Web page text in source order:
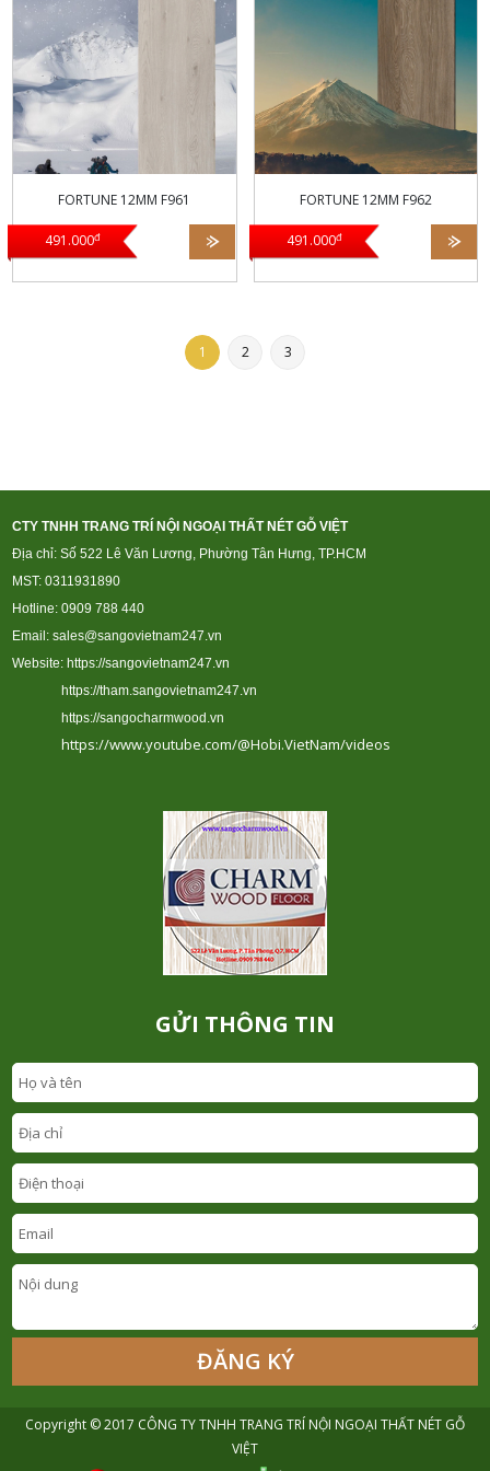
Bảo hành: Bảo hành ngập
nước 72h, Bảo hành mối
mọt 20 năm
Bảo hành: Bảo hành ngập
nước 72h, Bảo hành mối
Quy cách: 1220 x 146 x
12mm
Tiêu chuẩn: AC4, kháng
Đóng gói: 10 Pcs/Box =
1.7812m2
Xuất xứ: HDF made in
Malaysia
nước 72h, Bảo hành mối
FORTUNE 12MM F961
491.000đ
Quy cách: 1220 x 146 x
Tiêu chuẩn: AC4, kháng
nước tốt, chống mối mọt
Đóng gói: 10 Pcs/Box =
1.7812m2
Xuất xứ: HDF made in
Malaysia
FORTUNE 12MM F962
491.000đ
1 2 3
CTY TNHH TRANG TRÍ NỘI NGOẠI THẤT NÉT GỖ VIỆT
Địa chỉ: Số 522 Lê Văn Lương, Phường Tân Hưng, TP.HCM
MST: 0311931890
Hotline: 0909 788 440
Email: sales@sangovietnam247.vn
Website: https://sangovietnam247.vn
https://tham.sangovietnam247.vn
https://sangocharmwood.vn
https://www.youtube.com/@Hobi.VietNam/videos
GỬI THÔNG TIN
Copyright © 2017 CÔNG TY TNHH TRANG TRÍ NỘI NGOẠI THẤT NÉT GỖ
VIỆT